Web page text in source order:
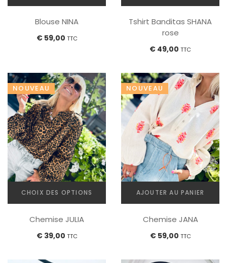
Blouse NINA
€59,00 TTC
Tshirt Banditas SHANA
rose
€ 49,00 TTC
NOUVEAU
CHOIX DES OPTIONS
produit
Chemise JULIA
€39,00 TTC
NOUVEAU
AJOUTER AU PANIER
Chemise JANA
€59,00 TTC